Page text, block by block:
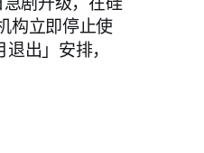
构立即停止使
出」安排，